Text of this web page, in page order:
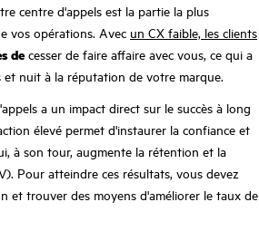
centre d'appels est la partie la plus
vos opérations. Avec un CX faible, les clients
decesser de faire affaire avec vous, ce qui a
nuit à la réputation de votre marque.
a un impact direct sur le succès à long
élevé permet d'instaurer la confiance et
à son tour, augmente la rétention et la
Pour atteindre ces résultats, vous devez
et trouver des moyens d'améliorer le taux de